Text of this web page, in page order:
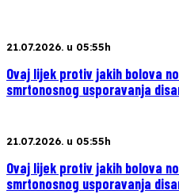
21.07.2026. u 05:55h
Ovaj lijek protiv jakih bolova
smrtonosnog usporavanja
21.07.2026. u 05:55h
Ovaj lijek protiv jakih bolova
smrtonosnog usporavanja